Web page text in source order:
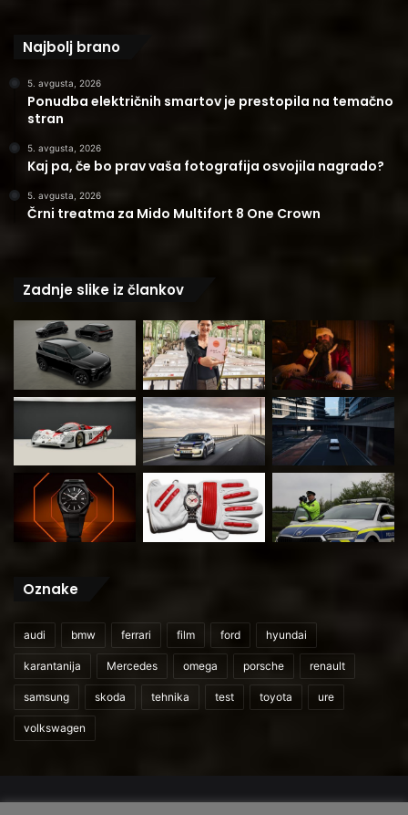
Najbolj brano
5. avgusta, 2026
Ponudba električnih smartov je prestopila na temačno
stran
5. avgusta, 2026
Kaj pa, če bo prav vaša fotografija osvojila nagrado?
5. avgusta, 2026
Črni treatma za Mido Multifort 8 One Crown
Zadnje slike iz člankov
Oznake
audi bmw ferrari film ford hyundai
karantanija Mercedes omega porsche renault
samsung skoda tehnika test toyota ure
volkswagen